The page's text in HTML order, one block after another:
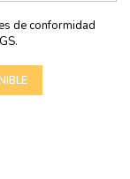
de conformidad